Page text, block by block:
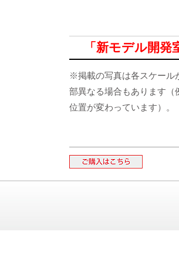
「 新モデル開発
※掲載の写真は各スケール
部異なる場合もあります（
位置が変わっています）。